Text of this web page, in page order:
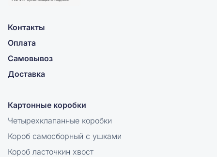
Контакты
Оплата
Самовывоз
Доставка
Картонные коробки
Четырехклапанные коробки
Короб самосборный с ушками
Короб ласточкин хвост